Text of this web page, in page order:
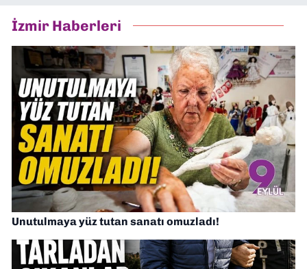
İzmir Haberleri
Unutulmaya yüz tutan sanatı omuzladı!